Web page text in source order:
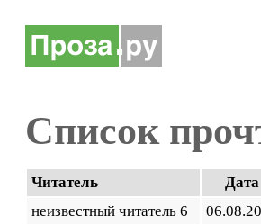
Список
Читатель Дата
неизвестный читатель 6